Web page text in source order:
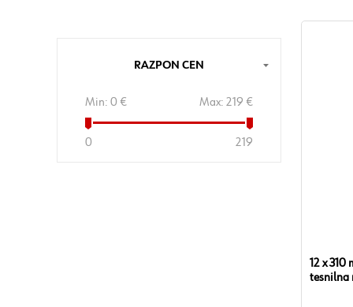
12 x
tesnilna
RAZPON CEN
Min: 0 € Max: 219 €
0 219